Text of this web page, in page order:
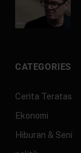
CATEGORIES
Cerita Teratas
Ekonomi
Hiburan & Seni